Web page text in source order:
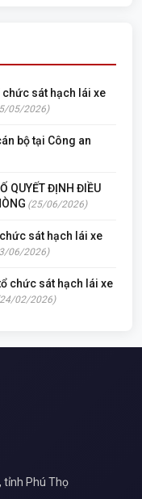
sát hạch lái xe
05/2026)
bộ tại Công an
QUYẾT ĐỊNH ĐIỀU
(25/06/2026)
sát hạch lái xe
06/2026)
chức sát hạch lái xe
02/2026)
tỉnh Phú Thọ